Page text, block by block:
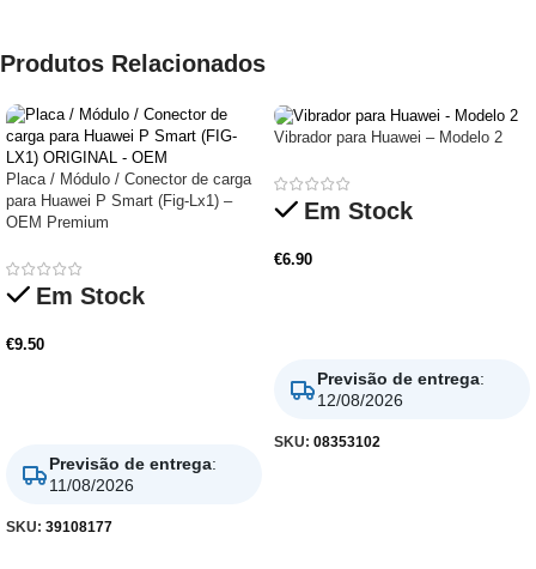
Produtos Relacionados
Placa / Módulo / Conector de carga
para Huawei P Smart (Fig-Lx1) –
OEM Premium
Em Stock
€9.50
Previsão de entrega:
11/08/2026
SKU: 39108177
Vibrador para Huawei – Modelo 2
Em Stock
€6.90
Previsão de entrega:
12/08/2026
SKU: 08353102